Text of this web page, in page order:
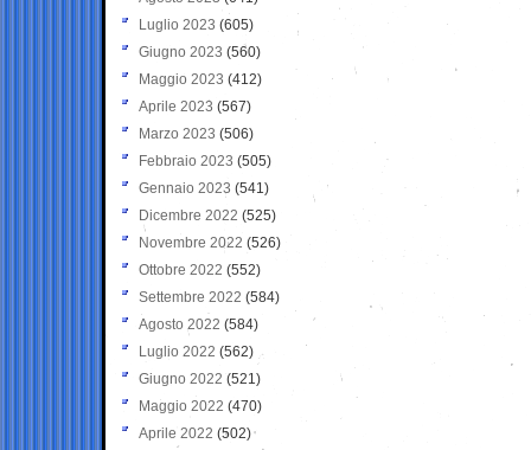
Luglio 2023 (605)
Giugno 2023 (560)
Maggio 2023 (412)
Aprile 2023 (567)
Marzo 2023 (506)
Febbraio 2023 (505)
Gennaio 2023 (541)
Dicembre 2022 (525)
Novembre 2022 (526)
Ottobre 2022 (552)
Settembre 2022 (584)
Agosto 2022 (584)
Luglio 2022 (562)
Giugno 2022 (521)
Maggio 2022 (470)
Aprile 2022 (502)